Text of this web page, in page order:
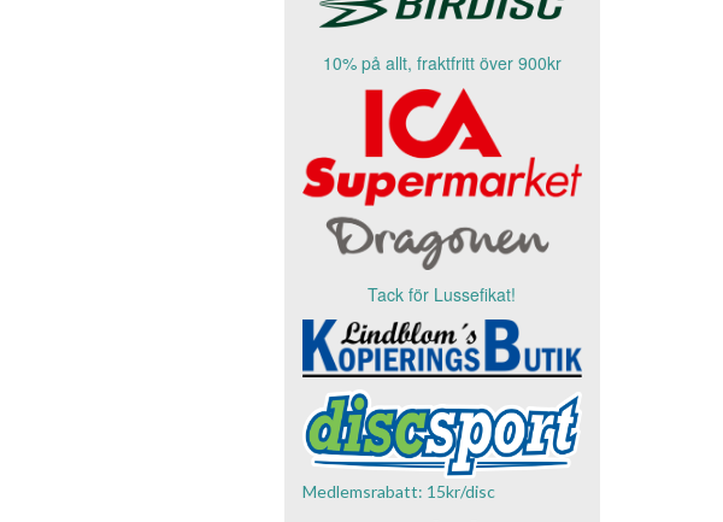
10% på allt, fraktfritt över 900kr
Tack för Lussefikat!
Medlemsrabatt: 15kr/disc